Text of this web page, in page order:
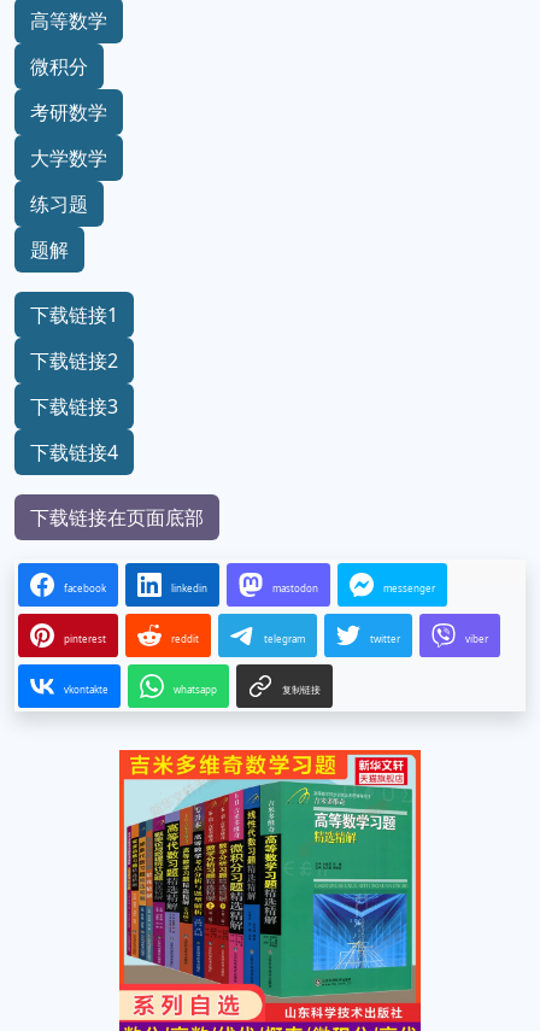
高等数学
微积分
考研数学
大学数学
练习题
题解
下载链接1
下载链接2
下载链接3
下载链接4
下载链接在页面底部
facebook linkedin mastodon messenger
pinterest reddit telegram twitter viber
vkontakte whatsapp 复制链接